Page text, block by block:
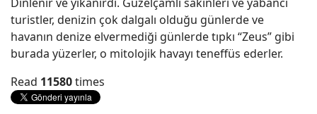
turistler, denizin çok dalgalı olduğu günlerde ve
havanın denize elvermediği günlerde tıpkı “Zeus” gibi
burada yüzerler, o mitolojik havayı teneffüs ederler.
Read 11580times